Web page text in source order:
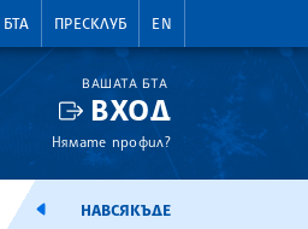
БТА ПРЕСКЛУБ EN
ВАШАТА БТА
ВХОД
Нямате профил?
ЕМИСИЯНАВСЯКЪДЕ